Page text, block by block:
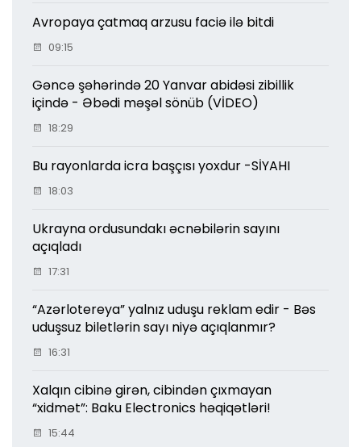
Avropaya çatmaq arzusu faciə ilə bitdi
09:15
Gəncə şəhərində 20 Yanvar abidəsi zibillik
içində - Əbədi məşəl sönüb (VİDEO)
18:29
Bu rayonlarda icra başçısı yoxdur -SİYAHI
18:03
Ukrayna ordusundakı əcnəbilərin sayını
açıqladı
17:31
“Azərlotereya” yalnız uduşu reklam edir - Bəs
uduşsuz biletlərin sayı niyə açıqlanmır?
16:31
Xalqın cibinə girən, cibindən çıxmayan
“xidmət”: Baku Electronics həqiqətləri!
15:44